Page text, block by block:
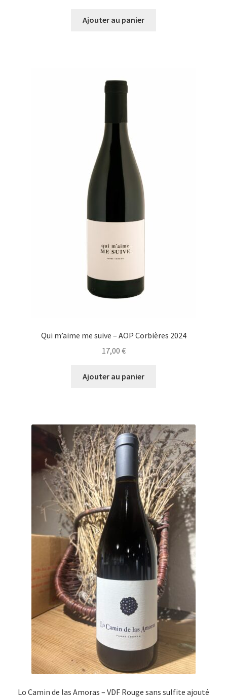
Ajouter au panier
Qui m’aime me suive – AOP Corbières 2024
17,00 €
Ajouter au panier
Lo Camin de las Amoras – VDF Rouge sans sulfite ajouté